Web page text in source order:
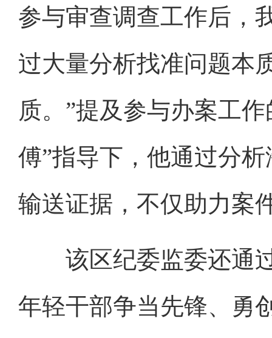
参与审查调查工作后，
过大量分析找准问题本
质。”提及参与办案工
傅”指导下，他通过分
输送证据，不仅助力案
该区纪委监委还通过
年轻干部争当先锋、勇